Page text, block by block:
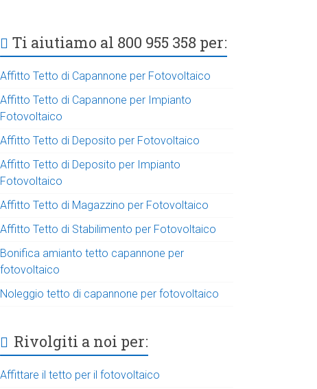
Ti aiutiamo al 800 955 358 per:
Affitto Tetto di Capannone per Fotovoltaico
Affitto Tetto di Capannone per Impianto
Fotovoltaico
Affitto Tetto di Deposito per Fotovoltaico
Affitto Tetto di Deposito per Impianto
Fotovoltaico
Affitto Tetto di Magazzino per Fotovoltaico
Affitto Tetto di Stabilimento per Fotovoltaico
Bonifica amianto tetto capannone per
fotovoltaico
Noleggio tetto di capannone per fotovoltaico
Rivolgiti a noi per:
Affittare il tetto per il fotovoltaico